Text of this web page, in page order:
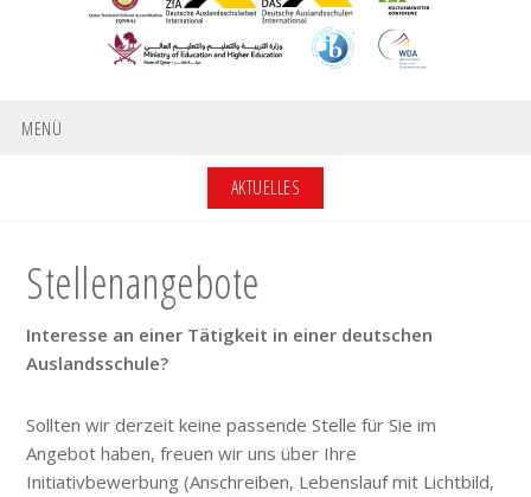
MENÜ
AKTUELLES
Stellenangebote
Interesse an einer Tätigkeit in einer deutschen
Auslandsschule?
Sollten wir derzeit keine passende Stelle für Sie im
Angebot haben, freuen wir uns über Ihre
Initiativbewerbung (Anschreiben, Lebenslauf mit Lichtbild,